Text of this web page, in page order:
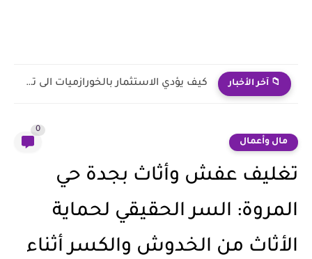
📁 آخر الأخبار كيف يؤدي الاستثمار بالخورازميات الى تحقيق الأرباح؟
مال وأعمال
0
تغليف عفش وأثاث بجدة حي
المروة: السر الحقيقي لحماية
الأثاث من الخدوش والكسر أثناء